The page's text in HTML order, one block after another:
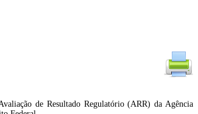
de Resultado Regulatório (ARR) da Agência